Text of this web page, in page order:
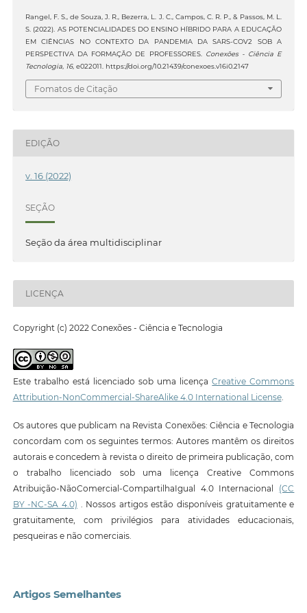
Rangel, F. S., de Souza, J. R., Bezerra, L. J. C., Campos, C. R. P., & Passos, M. L.
S. (2022). AS POTENCIALIDADES DO ENSINO HÍBRIDO PARA A EDUCAÇÃO
EM CIÊNCIAS NO CONTEXTO DA PANDEMIA DA SARS-COV2 SOB A
PERSPECTIVA DA FORMAÇÃO DE PROFESSORES.
Conexões - Ciência E
Tecnologia, 16, e022011. https://doi.org/10.21439/conexoes.v16i0.2147
Fomatos de Citação
EDIÇÃO
v. 16 (2022)
SEÇÃO
Seção da área multidisciplinar
LICENÇA
Copyright (c) 2022 Conexões - Ciência e Tecnologia
Este trabalho está licenciado sob uma licençaCreative Commons
Attribution-NonCommercial-ShareAlike 4.0 International License.
Os autores que publicam na Revista Conexões: Ciência e Tecnologia
concordam com os seguintes termos: Autores mantêm os direitos
autorais e concedem à revista o direito de primeira publicação, com
o trabalho licenciado sob uma licença Creative Commons
Atribuição-NãoComercial-CompartilhaIgual 4.0 Internacional (CC
BY -NC-SA 4.0) . Nossos artigos estão disponíveis gratuitamente e
gratuitamente, com privilégios para atividades educacionais,
pesqueiras e não comerciais.
Artigos Semelhantes